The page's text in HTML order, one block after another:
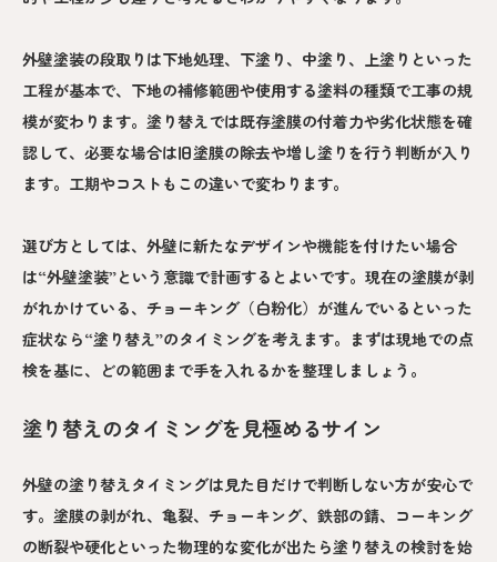
外壁塗装の段取りは下地処理、下塗り、中塗り、上塗りといった
工程が基本で、下地の補修範囲や使用する塗料の種類で工事の規
模が変わります。塗り替えでは既存塗膜の付着力や劣化状態を確
認して、必要な場合は旧塗膜の除去や増し塗りを行う判断が入り
ます。工期やコストもこの違いで変わります。
選び方としては、外壁に新たなデザインや機能を付けたい場合
は“外壁塗装”という意識で計画するとよいです。現在の塗膜が剥
がれかけている、チョーキング（白粉化）が進んでいるといった
症状なら“塗り替え”のタイミングを考えます。まずは現地での点
検を基に、どの範囲まで手を入れるかを整理しましょう。
塗り替えのタイミングを見極めるサイン
外壁の塗り替えタイミングは見た目だけで判断しない方が安心で
す。塗膜の剥がれ、亀裂、チョーキング、鉄部の錆、コーキング
の断裂や硬化といった物理的な変化が出たら塗り替えの検討を始